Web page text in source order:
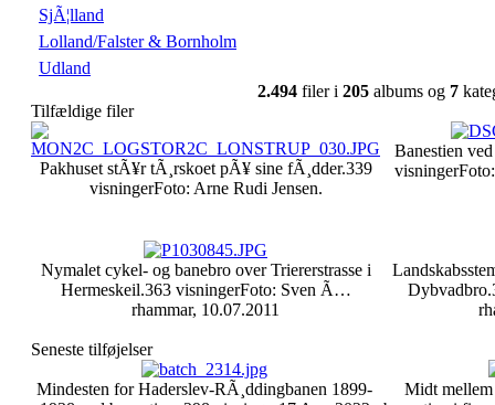
SjÃ¦lland
Lolland/Falster & Bornholm
Udland
2.494filer i 205albums og 7
Tilfældige filer
Pakhuset stÃ¥r tÃ¸rskoet pÃ¥ sine fÃ¸dder.339
visningerFoto: Arne Rudi Jensen.
Banestien
visninger
Nymalet cykel- og banebro over Triererstrasse i
Hermeskeil.363 visningerFoto: Sven Ã…
rhammar, 10.07.2011
Dybvadbro.
Seneste tilføjelser
Mindesten for Haderslev-RÃ¸ddingbanen 1899-
Midt